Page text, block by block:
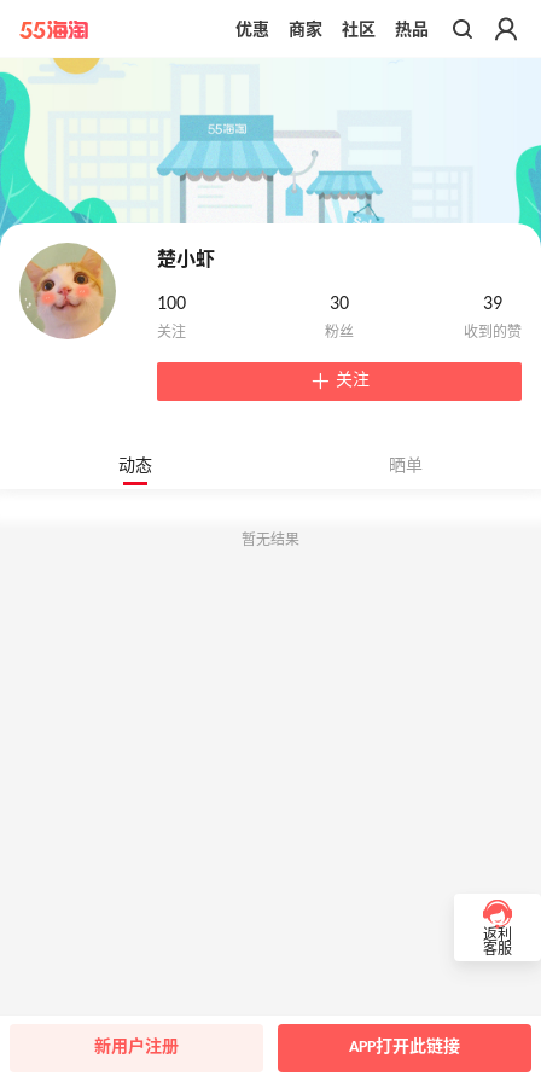
带你去官网买正品
优惠 商家 社区 热品
楚小虾
100 30 39
关注
动态 晒单
暂无结果
返利
客服
新用户注册 APP打开此链接